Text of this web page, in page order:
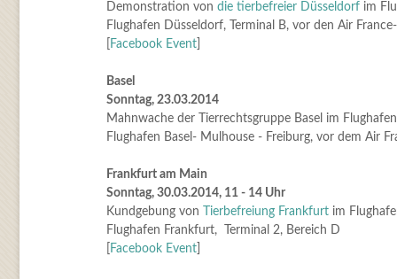
Demonstration von die tierbefreier Düsseldorfim
Flughafen Düsseldorf, Terminal B, vor den Air
Facebook Event]
Basel
Sonntag, 23.03.2014
Mahnwache der Tierrechtsgruppe Basel im Flughafen
Flughafen Basel- Mulhouse - Freiburg, vor dem Air
Frankfurt am Main
Sonntag, 30.03.2014, 11 - 14 Uhr
Kundgebung von
Tierbefreiung Frankfurtim
Flughafen Frankfurt, Terminal 2, Bereich D
Facebook Event]